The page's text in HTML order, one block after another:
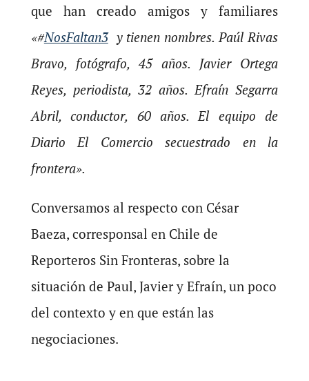
que han creado amigos y familiares
«#NosFaltan3y tienen nombres. Paúl Rivas
Bravo, fotógrafo, 45 años. Javier Ortega
Reyes, periodista, 32 años. Efraín Segarra
Abril, conductor, 60 años. El equipo de
Diario El Comercio secuestrado en la
frontera».
Conversamos al respecto con César
Baeza, corresponsal en Chile de
Reporteros Sin Fronteras, sobre la
situación de Paul, Javier y Efraín, un poco
del contexto y en que están las
negociaciones.